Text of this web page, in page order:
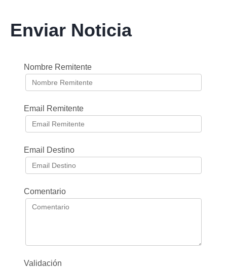
Enviar Noticia
Nombre Remitente
Email Remitente
Email Destino
Comentario
Validación